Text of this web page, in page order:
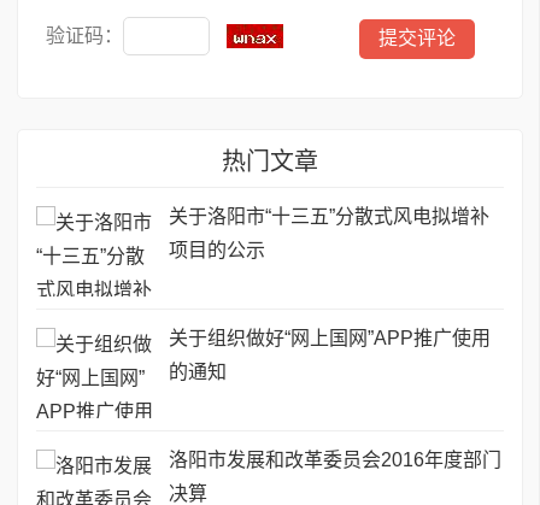
验证码：
热门文章
关于洛阳市“十三五”分散式风电拟增补
项目的公示
关于组织做好“网上国网”APP推广使用
的通知
洛阳市发展和改革委员会2016年度部门
决算